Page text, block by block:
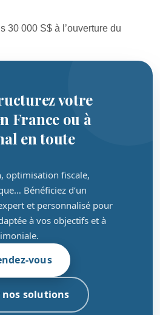
30 000 S$ à l’ouverture du
votre
France ou à
en toute
optimisation fiscale,
Bénéficiez d’un
et personnalisé pour
à vos objectifs et à
vous
nos solutions